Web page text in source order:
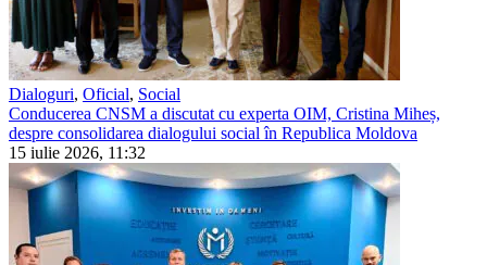
Dialoguri, Oficial, Social
Conducerea CNSM a discutat cu experta OIM, Cristina Miheș,
despre consolidarea dialogului social în Republica Moldova
15 iulie 2026, 11:32